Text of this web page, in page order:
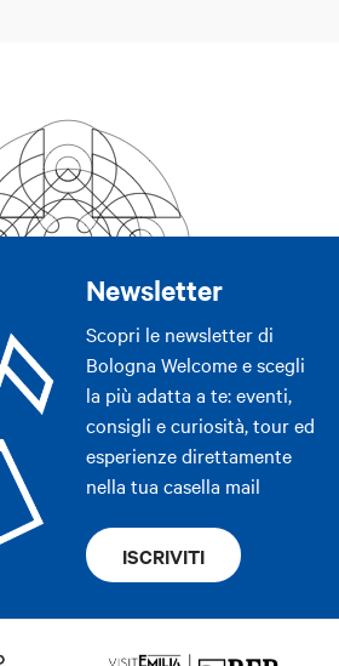
Newsletter
Scopri le newsletter di
Bologna Welcome e scegli
la più adatta a te: eventi,
consigli e curiosità, tour ed
esperienze direttamente
nella tua casella mail
ISCRIVITI